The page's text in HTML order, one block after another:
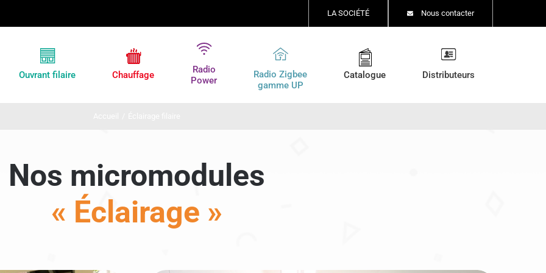
LA SOCIÉTÉ Nous contacter
Ouvrant filaire Chauffage
Radio
Power
Radio Zigbee
gamme UP
Catalogue Distributeurs
Nos micromodules
« Éclairage »